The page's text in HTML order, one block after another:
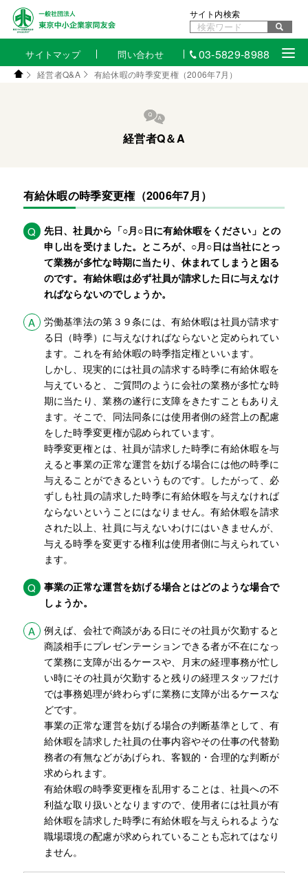
サイト内検索
サイトマップ 問い合わせ 03-5829-8988
経営者Q&A 有給休暇の時季変更権（2006年7月）
経営者Q＆A
有給休暇の時季変更権（2006年7月）
Q
先日、社員から「○月○日に有給休暇をください」との
申し出を受けました。ところが、○月○日は当社にとっ
て業務が多忙な時期に当たり、休まれてしまうと困る
のです。有給休暇は必ず社員が請求した日に与えなけ
ればならないのでしょうか。
A
労働基準法の第３９条には、有給休暇は社員が請求す
る日（時季）に与えなければならないと定められてい
ます。これを有給休暇の時季指定権といいます。
しかし、現実的には社員の請求する時季に有給休暇を
与えていると、ご質問のように会社の業務が多忙な時
期に当たり、業務の遂行に支障をきたすこともありえ
ます。そこで、同法同条には使用者側の経営上の配慮
をした時季変更権が認められています。
時季変更権とは、社員が請求した時季に有給休暇を与
えると事業の正常な運営を妨げる場合には他の時季に
与えることができるというものです。したがって、必
ずしも社員の請求した時季に有給休暇を与えなければ
ならないということにはなりません。有給休暇を請求
された以上、社員に与えないわけにはいきませんが、
与える時季を変更する権利は使用者側に与えられてい
ます。
Q
事業の正常な運営を妨げる場合とはどのような場合で
しょうか。
A
例えば、会社で商談がある日にその社員が欠勤すると
商談相手にプレゼンテーションできる者が不在になっ
て業務に支障が出るケースや、月末の経理事務が忙し
い時にその社員が欠勤すると残りの経理スタッフだけ
では事務処理が終わらずに業務に支障が出るケースな
どです。
事業の正常な運営を妨げる場合の判断基準として、有
給休暇を請求した社員の仕事内容やその仕事の代替勤
務者の有無などがあげられ、客観的・合理的な判断が
求められます。
有給休暇の時季変更権を乱用することは、社員への不
利益な取り扱いとなりますので、使用者には社員が有
給休暇を請求した時季に有給休暇を与えられるような
職場環境の配慮が求められていることも忘れてはなり
ません。